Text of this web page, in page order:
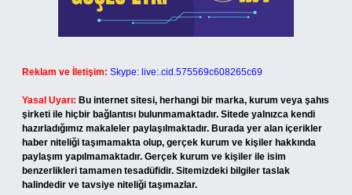
Reklam ve İletişim: Skype: live:.cid.575569c608265c69
Yasal Uyarı: Bu internet sitesi, herhangi bir marka, kurum veya şahıs
şirketi ile hiçbir bağlantısı bulunmamaktadır. Sitede yalnızca kendi
hazırladığımız makaleler paylaşılmaktadır. Burada yer alan içerikler
haber niteliği taşımamakta olup, gerçek kurum ve kişiler hakkında
paylaşım yapılmamaktadır. Gerçek kurum ve kişiler ile isim
benzerlikleri tamamen tesadüfidir. Sitemizdeki bilgiler taslak
halindedir ve tavsiye niteliği taşımazlar.